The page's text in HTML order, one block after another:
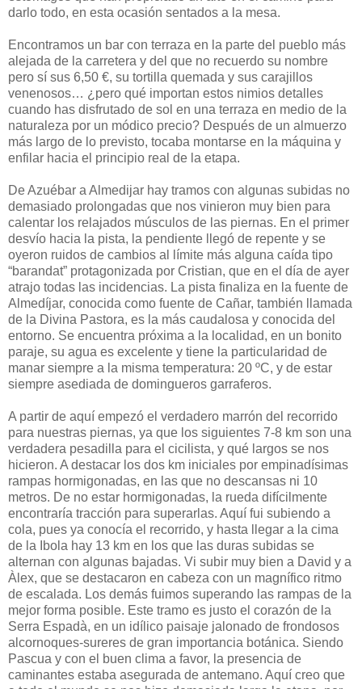
darlo todo, en esta ocasión sentados a la mesa.
Encontramos un bar con terraza en la parte del pueblo más
alejada de la carretera y del que no recuerdo su nombre
pero sí sus 6,50 €, su tortilla quemada y sus carajillos
venenosos… ¿pero qué importan estos nimios detalles
cuando has disfrutado de sol en una terraza en medio de la
naturaleza por un módico precio? Después de un almuerzo
más largo de lo previsto, tocaba montarse en la máquina y
enfilar hacia el principio real de la etapa.
De Azuébar a Almedijar hay tramos con algunas subidas no
demasiado prolongadas que nos vinieron muy bien para
calentar los relajados músculos de las piernas. En el primer
desvío hacia la pista, la pendiente llegó de repente y se
oyeron ruidos de cambios al límite más alguna caída tipo
“barandat” protagonizada por Cristian, que en el día de ayer
atrajo todas las incidencias. La pista finaliza en la fuente de
Almedíjar, conocida como fuente de Cañar, también llamada
de la Divina Pastora, es la más caudalosa y conocida del
entorno. Se encuentra próxima a la localidad, en un bonito
paraje, su agua es excelente y tiene la particularidad de
manar siempre a la misma temperatura: 20 ºC, y de estar
siempre asediada de domingueros garraferos.
A partir de aquí empezó el verdadero marrón del recorrido
para nuestras piernas, ya que los siguientes 7-8 km son una
verdadera pesadilla para el cicilista, y qué largos se nos
hicieron. A destacar los dos km iniciales por empinadísimas
rampas hormigonadas, en las que no descansas ni 10
metros. De no estar hormigonadas, la rueda difícilmente
encontraría tracción para superarlas. Aquí fui subiendo a
cola, pues ya conocía el recorrido, y hasta llegar a la cima
de la Ibola hay 13 km en los que las duras subidas se
alternan con algunas bajadas. Vi subir muy bien a David y a
Àlex, que se destacaron en cabeza con un magnífico ritmo
de escalada. Los demás fuimos superando las rampas de la
mejor forma posible. Este tramo es justo el corazón de la
Serra Espadà, en un idílico paisaje jalonado de frondosos
alcornoques-sureres de gran importancia botánica. Siendo
Pascua y con el buen clima a favor, la presencia de
caminantes estaba asegurada de antemano. Aquí creo que